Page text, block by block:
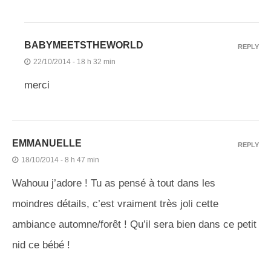
BABYMEETSTHEWORLD
22/10/2014 - 18 h 32 min
merci
REPLY
EMMANUELLE
18/10/2014 - 8 h 47 min
Wahouu j’adore ! Tu as pensé à tout dans les
moindres détails, c’est vraiment très joli cette
ambiance automne/forêt ! Qu’il sera bien dans ce petit
nid ce bébé !
REPLY